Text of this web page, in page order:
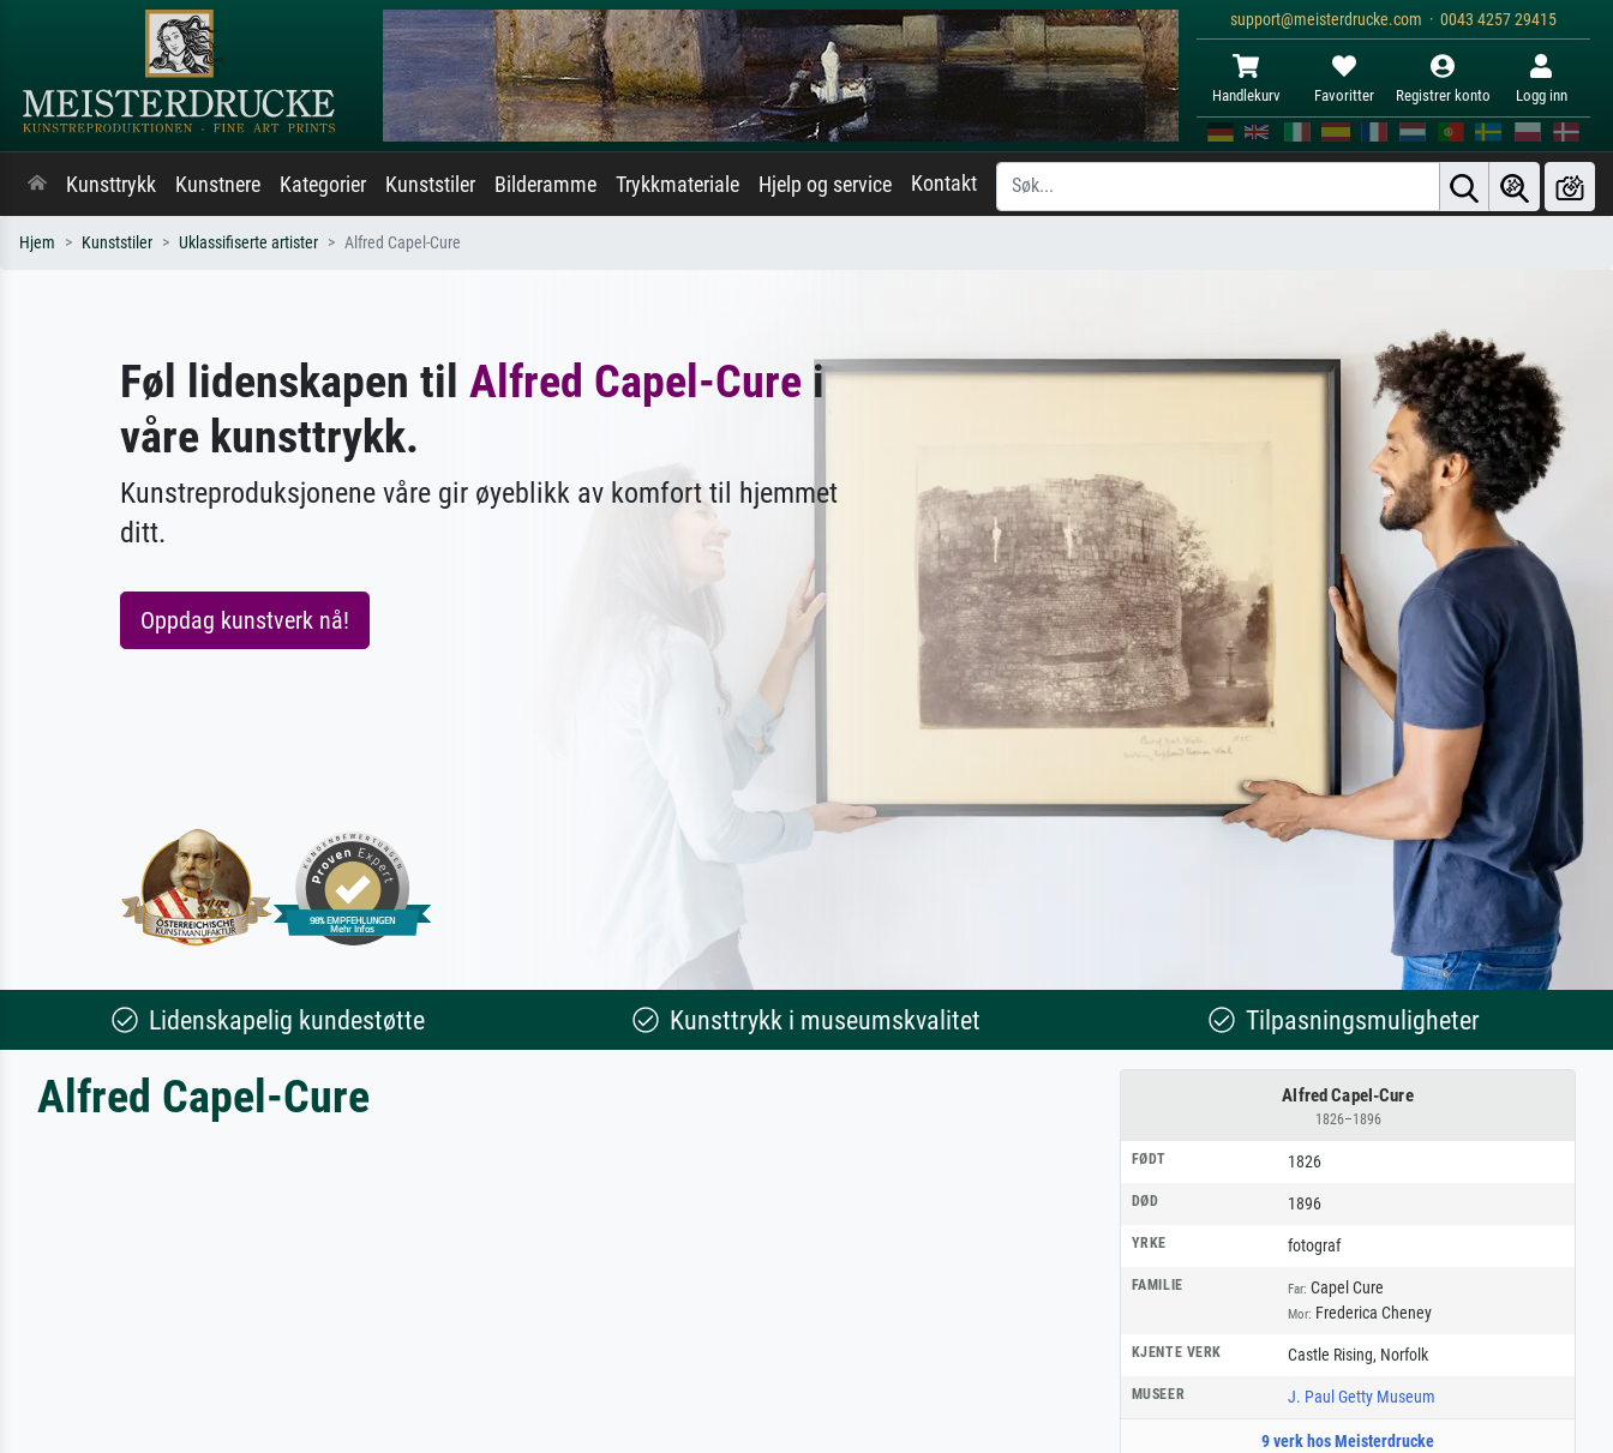
support@meisterdrucke.com · 0043 4257 29415
Handlekurv Favoritter Registrer konto Logg inn
Kunsttrykk Kunstnere Kategorier Kunststiler Bilderamme Trykkmateriale Hjelp og service Kontakt
Hjem Kunststiler Uklassifiserte artister Alfred Capel-Cure
Føl lidenskapen til Alfred Capel-Cure i
våre kunsttrykk.
Kunstreproduksjonene våre gir øyeblikk av komfort til hjemmet
ditt.
Oppdag kunstverk nå!
Lidenskapelig kundestøtte Kunsttrykk i museumskvalitet Tilpasningsmuligheter
Alfred Capel-Cure
1826–1896
FØDT 1826
DØD 1896
YRKE fotograf
FAMILIE Far: Capel Cure
Mor: Frederica Cheney
KJENTE VERK Castle Rising, Norfolk
MUSEER J. Paul Getty Museum
9 verk hos Meisterdrucke
Alfred Capel-Cure